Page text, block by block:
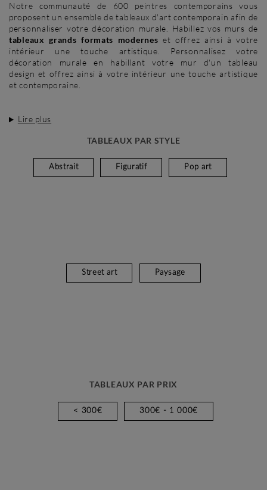
Notre communauté de 600 peintres contemporains vous
proposent un ensemble de tableaux d'art contemporain afin de
personnaliser votre décoration murale. Habillez vos murs de
tableaux grands formats modernes et offrez ainsi à votre
intérieur une touche artistique. Personnalisez votre
décoration murale en habillant votre mur d'un tableau
design et offrez ainsi à votre intérieur une touche artistique
et contemporaine.
Lire plus
TABLEAUX PAR STYLE
Abstrait Figuratif Pop art
Street art Paysage
TABLEAUX PAR PRIX
< 300€ 300€ - 1 000€